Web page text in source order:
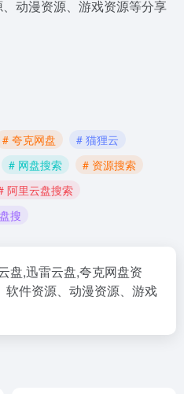
动漫资源、游戏资源等分享
# 夸克网盘
# 猫狸云
# 网盘搜索
# 资源搜索
阿里云盘搜索
搜
盘,迅雷云盘,夸克网盘资
件资源、动漫资源、游戏